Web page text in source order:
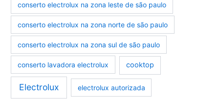
conserto electrolux na zona leste de são paulo
conserto electrolux na zona norte de são paulo
conserto electrolux na zona sul de são paulo
conserto lavadora electrolux cooktop
Electrolux electrolux autorizada